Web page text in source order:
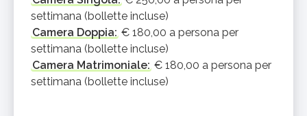
settimana (bollette incluse)
Camera Doppia: € 180,00 a persona per
settimana (bollette incluse)
Camera Matrimoniale: € 180,00 a persona per
settimana (bollette incluse)